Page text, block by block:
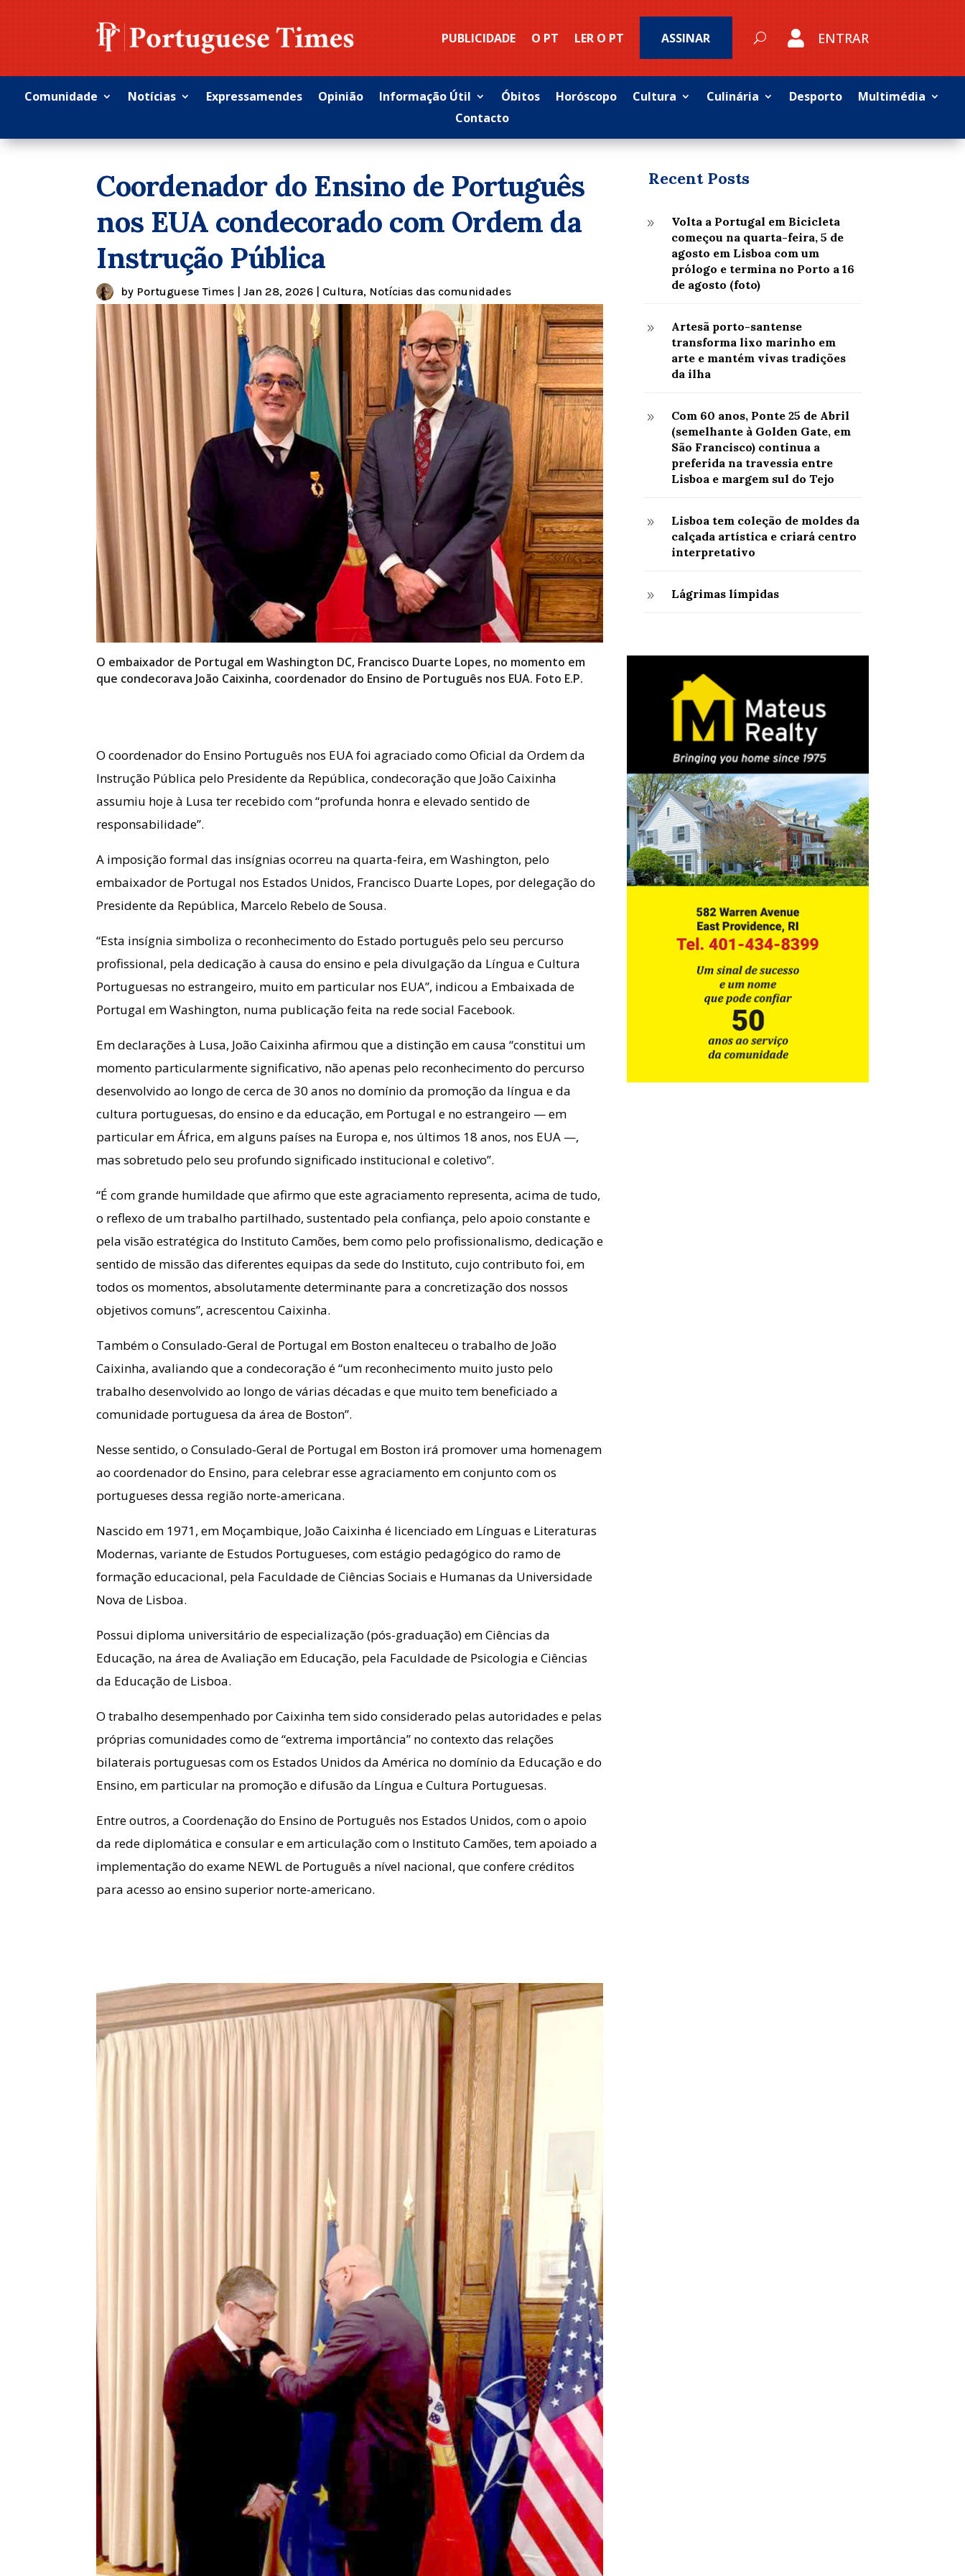
PUBLICIDADE O PT LER O PT ASSINAR  ENTRAR
Comunidade Notícias Expressamendes Opinião Informação Útil Óbitos Horóscopo Cultura Culinária Desporto
Multimédia
Contacto
Coordenador do Ensino de Português
nos EUA condecorado com Ordem da
Instrução Pública
by Portuguese Times |Jan 28, 2026 Cultura, Notícias das comunidades
O embaixador de Portugal em Washington DC, Francisco Duarte Lopes, no momento em
que condecorava João Caixinha, coordenador do Ensino de Português nos EUA. Foto E.P.
O coordenador do Ensino Português nos EUA foi agraciado como Oficial da Ordem da
Instrução Pública pelo Presidente da República, condecoração que João Caixinha
assumiu hoje à Lusa ter recebido com “profunda honra e elevado sentido de
responsabilidade”.
A imposição formal das insígnias ocorreu na quarta-feira, em Washington, pelo
embaixador de Portugal nos Estados Unidos, Francisco Duarte Lopes, por delegação do
Presidente da República, Marcelo Rebelo de Sousa.
“Esta insígnia simboliza o reconhecimento do Estado português pelo seu percurso
profissional, pela dedicação à causa do ensino e pela divulgação da Língua e Cultura
Portuguesas no estrangeiro, muito em particular nos EUA”, indicou a Embaixada de
Portugal em Washington, numa publicação feita na rede social Facebook.
Em declarações à Lusa, João Caixinha afirmou que a distinção em causa “constitui um
momento particularmente significativo, não apenas pelo reconhecimento do percurso
desenvolvido ao longo de cerca de 30 anos no domínio da promoção da língua e da
cultura portuguesas, do ensino e da educação, em Portugal e no estrangeiro — em
particular em África, em alguns países na Europa e, nos últimos 18 anos, nos EUA —,
mas sobretudo pelo seu profundo significado institucional e coletivo”.
“É com grande humildade que afirmo que este agraciamento representa, acima de tudo,
o reflexo de um trabalho partilhado, sustentado pela confiança, pelo apoio constante e
pela visão estratégica do Instituto Camões, bem como pelo profissionalismo, dedicação e
sentido de missão das diferentes equipas da sede do Instituto, cujo contributo foi, em
todos os momentos, absolutamente determinante para a concretização dos nossos
objetivos comuns”, acrescentou Caixinha.
Também o Consulado-Geral de Portugal em Boston enalteceu o trabalho de João
Caixinha, avaliando que a condecoração é “um reconhecimento muito justo pelo
trabalho desenvolvido ao longo de várias décadas e que muito tem beneficiado a
comunidade portuguesa da área de Boston”.
Nesse sentido, o Consulado-Geral de Portugal em Boston irá promover uma homenagem
ao coordenador do Ensino, para celebrar esse agraciamento em conjunto com os
portugueses dessa região norte-americana.
Nascido em 1971, em Moçambique, João Caixinha é licenciado em Línguas e Literaturas
Modernas, variante de Estudos Portugueses, com estágio pedagógico do ramo de
formação educacional, pela Faculdade de Ciências Sociais e Humanas da Universidade
Nova de Lisboa.
Possui diploma universitário de especialização (pós-graduação) em Ciências da
Educação, na área de Avaliação em Educação, pela Faculdade de Psicologia e Ciências
da Educação de Lisboa.
O trabalho desempenhado por Caixinha tem sido considerado pelas autoridades e pelas
próprias comunidades como de “extrema importância” no contexto das relações
bilaterais portuguesas com os Estados Unidos da América no domínio da Educação e do
Ensino, em particular na promoção e difusão da Língua e Cultura Portuguesas.
Entre outros, a Coordenação do Ensino de Português nos Estados Unidos, com o apoio
da rede diplomática e consular e em articulação com o Instituto Camões, tem apoiado a
implementação do exame NEWL de Português a nível nacional, que confere créditos
para acesso ao ensino superior norte-americano.
Recent Posts
9
Volta a Portugal em Bicicleta
começou na quarta-feira, 5 de
agosto em Lisboa com um
prólogo e termina no Porto a 16
de agosto (foto)
9
Artesã porto-santense
transforma lixo marinho em
arte e mantém vivas tradições
da ilha
9
Com 60 anos, Ponte 25 de Abril
(semelhante à Golden Gate, em
São Francisco) continua a
preferida na travessia entre
Lisboa e margem sul do Tejo
9
Lisboa tem coleção de moldes da
calçada artística e criará centro
interpretativo
9 Lágrimas límpidas